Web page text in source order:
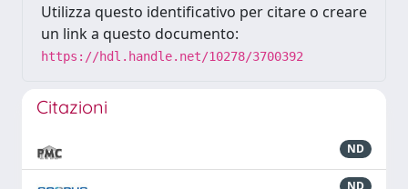
Utilizza questo identificativo per citare o creare
un link a questo documento:
https://hdl.handle.net/10278/3700392
Citazioni
ND